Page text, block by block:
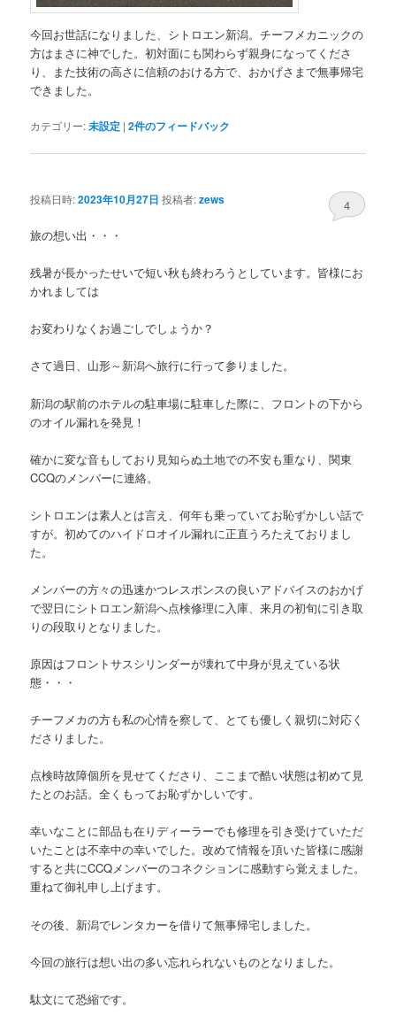
今回お世話になりました、シトロエン新潟。チーフメカニックの
方はまさに神でした。初対面にも関わらず親身になってくださ
り、また技術の高さに信頼のおける方で、おかげさまで無事帰宅
できました。
カテゴリー:未設定 |2件のフィードバック
投稿日時:2023年10月27日 投稿者:zews
4
旅の想い出・・・
残暑が長かったせいで短い秋も終わろうとしています。皆様にお
かれましては
お変わりなくお過ごしでしょうか？
さて過日、山形～新潟へ旅行に行って参りました。
新潟の駅前のホテルの駐車場に駐車した際に、フロントの下から
のオイル漏れを発見！
確かに変な音もしており見知らぬ土地での不安も重なり、関東
CCQのメンバーに連絡。
シトロエンは素人とは言え、何年も乗っていてお恥ずかしい話で
すが。初めてのハイドロオイル漏れに正直うろたえておりまし
た。
メンバーの方々の迅速かつレスポンスの良いアドバイスのおかげ
で翌日にシトロエン新潟へ点検修理に入庫、来月の初旬に引き取
りの段取りとなりました。
原因はフロントサスシリンダーが壊れて中身が見えている状
態・・・
チーフメカの方も私の心情を察して、とても優しく親切に対応く
ださりました。
点検時故障個所を見せてくださり、ここまで酷い状態は初めて見
たとのお話。全くもってお恥ずかしいです。
幸いなことに部品も在りディーラーでも修理を引き受けていただ
いたことは不幸中の幸いでした。改めて情報を頂いた皆様に感謝
すると共にCCQメンバーのコネクションに感動すら覚えました。
重ねて御礼申し上げます。
その後、新潟でレンタカーを借りて無事帰宅しました。
今回の旅行は想い出の多い忘れられないものとなりました。
駄文にて恐縮です。